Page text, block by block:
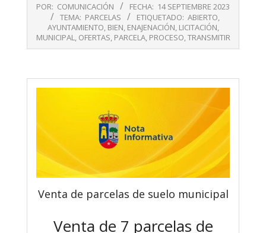
09-
POR: COMUNICACIÓN FECHA: 14 SEPTIEMBRE 2023
TEMA: PARCELAS ETIQUETADO: ABIERTO,
AYUNTAMIENTO, BIEN, ENAJENACIÓN, LICITACIÓN,
MUNICIPAL, OFERTAS, PARCELA, PROCESO,TRANSMITIR
Venta de parcelas de suelo municipal
Venta de 7 parcelas de